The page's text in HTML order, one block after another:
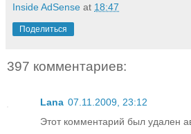
Inside AdSense at 18:47
Поделиться
397 комментариев:
Lana 07.11.2009, 23:12
Этот комментарий был удален